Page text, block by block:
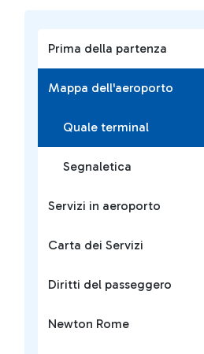
Prima della partenza
Mappa dell'aeroporto
Quale terminal
Segnaletica
Servizi in aeroporto
Carta dei Servizi
Diritti del passeggero
Newton Rome